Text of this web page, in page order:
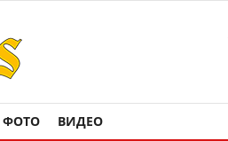
ФОТО ВИДЕО